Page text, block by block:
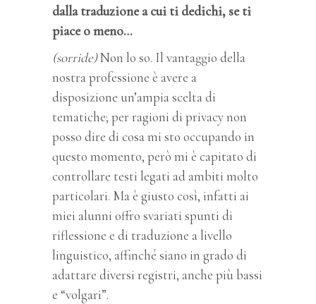
dalla traduzione a cui ti dedichi, se ti
piace o meno…
(sorride)Non lo so. Il vantaggio della
nostra professione è avere a
disposizione un’ampia scelta di
tematiche; per ragioni di privacy non
posso dire di cosa mi sto occupando in
questo momento, però mi è capitato di
controllare testi legati ad ambiti molto
particolari. Ma è giusto così, infatti ai
miei alunni offro svariati spunti di
riflessione e di traduzione a livello
linguistico, affinché siano in grado di
adattare diversi registri, anche più bassi
e “volgari”.